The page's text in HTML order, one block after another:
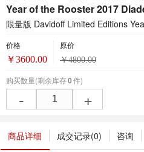
Year of the Rooster 2017
限量版 Davidoff Limited Editions
价格
￥3600.00
原价
￥4800.00
购买数量(剩余库存0件)
- +
商品详细 成交记录(0) 咨询